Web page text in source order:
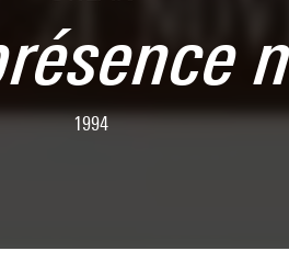
1994